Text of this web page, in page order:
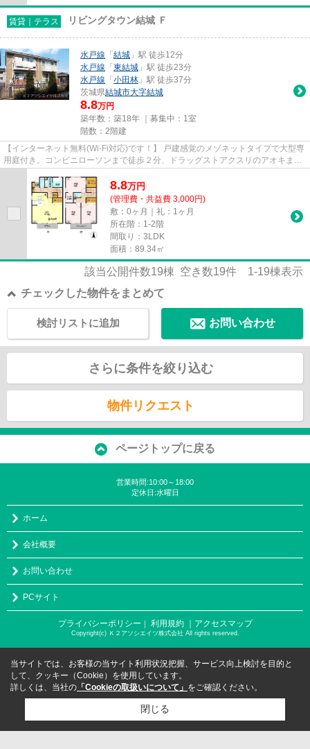
賃貸｜テラス リビングタウン結城 Ｆ
水戸線 「 結城 」駅 徒歩12分
水戸線 「 東結城 」駅 徒歩23分
水戸線 「 小田林 」駅 徒歩37分
茨城県結城市大字結城
8.8万円
築年数：築18年 ｜募集中： 1室
階数：2階建
【インターネット無料(Wi-Fi対応)です！】 戸建感覚のメゾネットタイプで大型専
用庭付き。コンビニローソンまで徒歩２分、ドラッグストアクスリのアオキまで
8.8万円
(管理費・共益費 3,000円)
敷：0ヶ月｜礼：1ヶ月
所在階：1-2階
間取り：3LDK
面積：89.34㎡
該当公開件数19棟 空き数19件 1-19棟表示
チェックした物件をまとめて
お問い合わせ
検討リストに追加
さらに条件を絞り込む
物件リクエスト
ページトップに戻る
営業時間:10:00～18:00
定休日:水曜日
ホーム
会社概要
お問い合わせ
PCサイト
プライバシーポリシー ｜ 利用規約 ｜アクセスマップ
Copyright(c) Ｋ２アソシエイツ株式会社 All rights reserved.
当サイトでは、お客様の当サイト利用状況把握、サービス向上検討を目的と
して、クッキー（Cookie）を使用しています。
詳しくは、当社の 「Cookieの取扱いについて」 をご確認ください。
閉じる